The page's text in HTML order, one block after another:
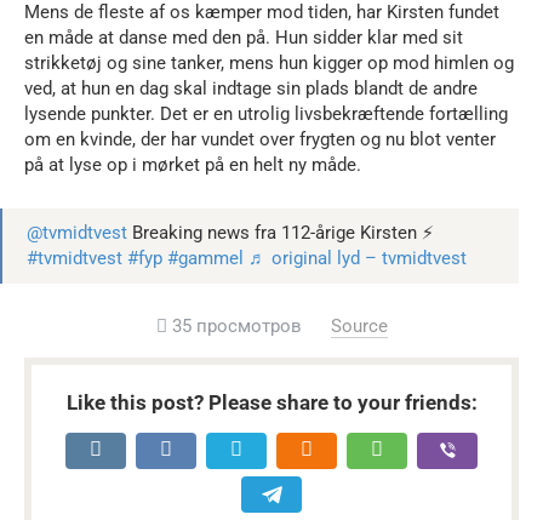
Mens de fleste af os kæmper mod tiden, har Kirsten fundet
en måde at danse med den på. Hun sidder klar med sit
strikketøj og sine tanker, mens hun kigger op mod himlen og
ved, at hun en dag skal indtage sin plads blandt de andre
lysende punkter. Det er en utrolig livsbekræftende fortælling
om en kvinde, der har vundet over frygten og nu blot venter
på at lyse op i mørket på en helt ny måde.
@tvmidtvest Breaking news fra 112-årige Kirsten ⚡️
#tvmidtvest #fyp #gammel ♬ original lyd – tvmidtvest
35 просмотров Source
Like this post? Please share to your friends: